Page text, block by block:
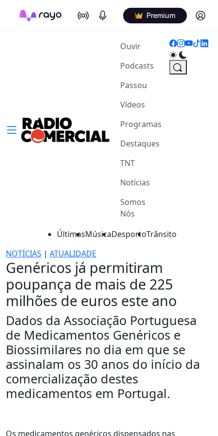
On Air Podcasts Premium Log in
Ouvir(current)
Podcasts
Passou
Vídeos
Programas
Destaques
TNT
Notícias
Somos
Nós
ÚltimasMúsicaDesportoTrânsito
NOTÍCIAS | ATUALIDADE
Genéricos já permitiram
poupança de mais de 225
milhões de euros este ano
Dados da Associação Portuguesa
de Medicamentos Genéricos e
Biossimilares no dia em que se
assinalam os 30 anos do início da
comercialização destes
medicamentos em Portugal.
Os medicamentos genéricos dispensados nas